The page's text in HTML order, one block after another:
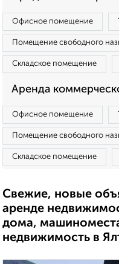
Офисное помещение
Помещение свободного
Складское помещение
Аренда
Офисное помещение
Помещение свободного
Складское помещение
Свежие, новые
аренде
дома,
недвижимость в